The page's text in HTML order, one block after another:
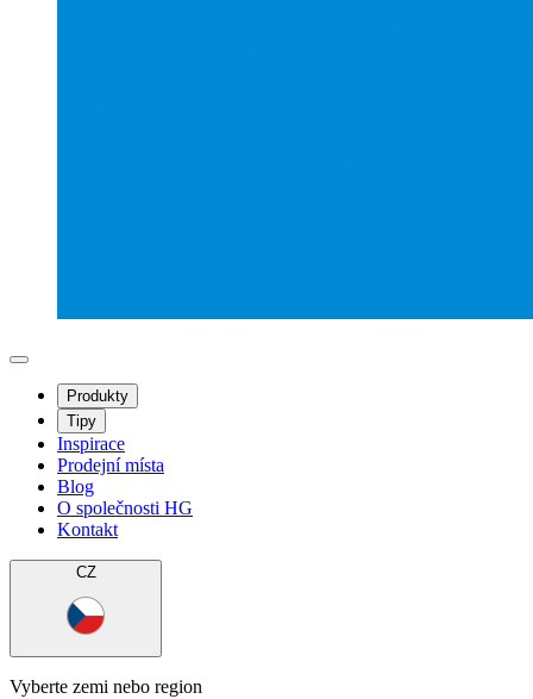
Produkty
Tipy
Inspirace
Prodejní místa
Blog
O společnosti HG
Kontakt
CZ
Vyberte zemi nebo region